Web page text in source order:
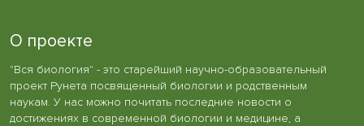
О проекте
"Вся биология" - это старейший научно-образовательный
проект Рунета посвященный биологии и родственным
наукам. У нас можно почитать последние новости о
достижениях в современной биологии и медицине, а